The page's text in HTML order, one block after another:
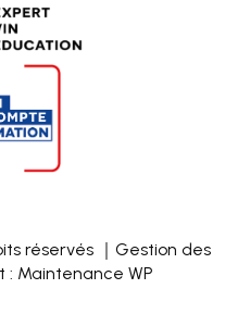
réservés ｜ Gestion des
: Maintenance WP